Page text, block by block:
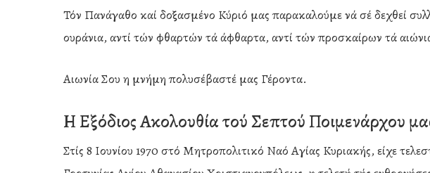
Τόν Πανάγαθο καί δοξασμένο Κύριό μας παρακαλούμε νά σέ δεχθεί
ουράνια, αντί τών φθαρτών τά άφθαρτα, αντί τών προσκαίρων τά
Αιωνία Σου η μνήμη πολυσέβαστέ μας Γέροντα.
Η Εξόδιος Ακολουθία τού Σεπτού Ποιμενάρχου
Στίς 8 Ιουνίου 1970 στό Μητροπολιτικό Ναό Αγίας Κυριακής, είχε